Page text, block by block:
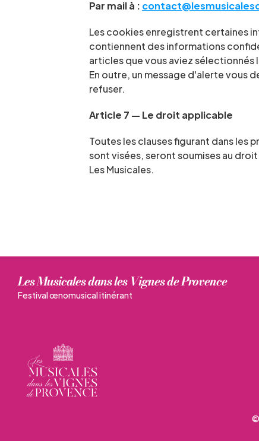
Par mail à :
Les cookies enregistrent certaines
contiennent des informations
articles que vous aviez sélectionnés
En outre, un message d'alerte vous
refuser.
Article 7 — Le droit applicable
Toutes les clauses figurant dans
sont visées, seront soumises au
Les Musicales.
Les Musicales dans les Vignes de Provence
Festival œnomusical itinérant
©